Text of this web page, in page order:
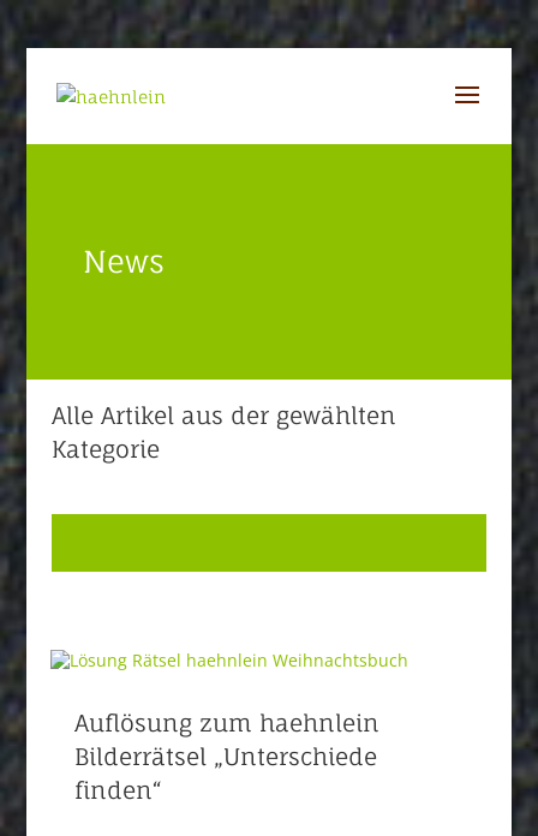
News
Alle Artikel aus der gewählten
Kategorie
Auflösung zum haehnlein
Bilderrätsel „Unterschiede
finden“